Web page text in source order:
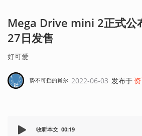
Mega Drive mini 2正式公
27日发售
好可爱
势不可挡的肖尔 2022-06-03 发布于
收听本文 00:19